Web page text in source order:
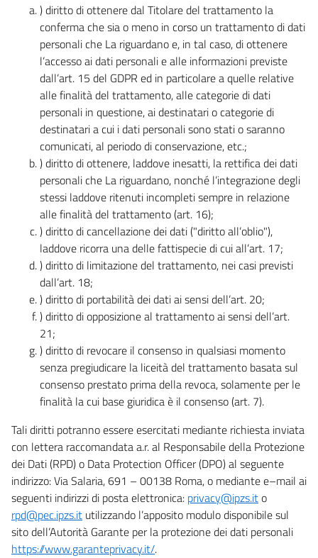
) diritto di ottenere dal Titolare del trattamento la
conferma che sia o meno in corso un trattamento di dati
personali che La riguardano e, in tal caso, di ottenere
l’accesso ai dati personali e alle informazioni previste
dall’art. 15 del GDPR ed in particolare a quelle relative
alle finalità del trattamento, alle categorie di dati
personali in questione, ai destinatari o categorie di
destinatari a cui i dati personali sono stati o saranno
comunicati, al periodo di conservazione, etc.;
) diritto di ottenere, laddove inesatti, la rettifica dei dati
personali che La riguardano, nonché l’integrazione degli
stessi laddove ritenuti incompleti sempre in relazione
alle finalità del trattamento (art. 16);
) diritto di cancellazione dei dati ("diritto all’oblio"),
laddove ricorra una delle fattispecie di cui all’art. 17;
) diritto di limitazione del trattamento, nei casi previsti
dall’art. 18;
) diritto di portabilità dei dati ai sensi dell’art. 20;
) diritto di opposizione al trattamento ai sensi dell’art.
21;
) diritto di revocare il consenso in qualsiasi momento
senza pregiudicare la liceità del trattamento basata sul
consenso prestato prima della revoca, solamente per le
finalità la cui base giuridica è il consenso (art. 7).
Tali diritti potranno essere esercitati mediante richiesta inviata
con lettera raccomandata a.r. al Responsabile della Protezione
dei Dati (RPD) o Data Protection Officer (DPO) al seguente
indirizzo: Via Salaria, 691 – 00138 Roma, o mediante e–mail ai
seguenti indirizzi di posta elettronica: privacy@ipzs.ito
rpd@pec.ipzs.it utilizzando l’apposito modulo disponibile sul
sito dell’Autorità Garante per la protezione dei dati personali
https://www.garanteprivacy.it/.